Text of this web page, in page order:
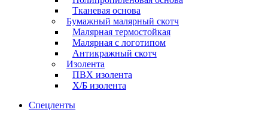
Тканевая основа
Бумажный малярный скотч
Малярная термостойкая
Малярная с логотипом
Антикражный скотч
Изолента
ПВХ изолента
Х/Б изолента
Спецленты